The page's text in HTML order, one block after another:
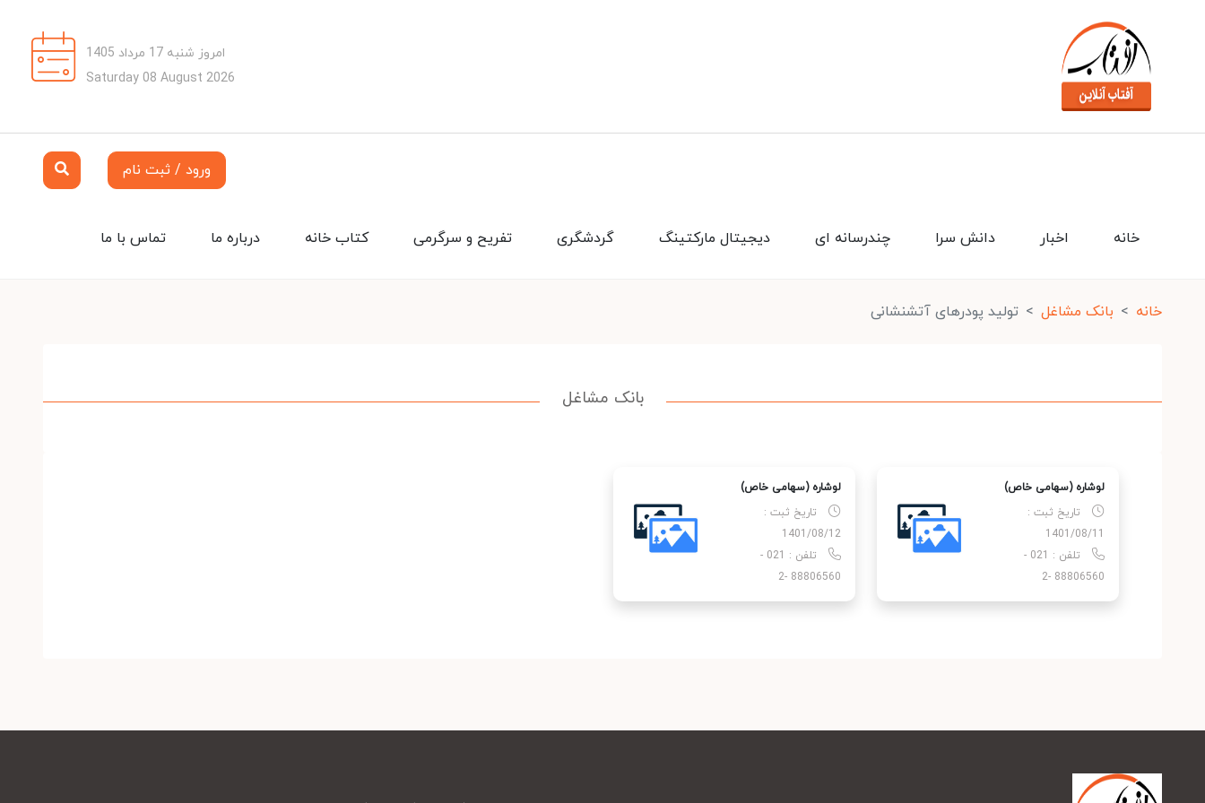
امروز شنبه 17 مرداد 1405
Saturday 08 August 2026
ورود / ثبت نام
تماس با ما درباره ما کتاب خانه تفریح و سرگرمی گردشگری دیجیتال مارکتینگ چندرسانه ای دانش سرا اخبار خانه
خانه بانک مشاغل تولید پودرهای آتشنشانی
بانک مشاغل
لوشاره (سهامی خاص)
تاریخ ثبت :
1401/08/11
تلفن : 021 -
88806560 -2
لوشاره (سهامی خاص)
تاریخ ثبت :
1401/08/12
تلفن : 021 -
88806560 -2